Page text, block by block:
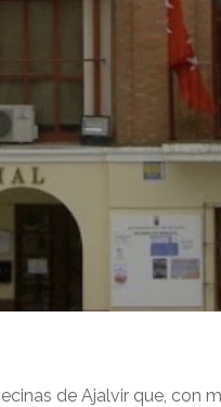
de Ajalvir que, con